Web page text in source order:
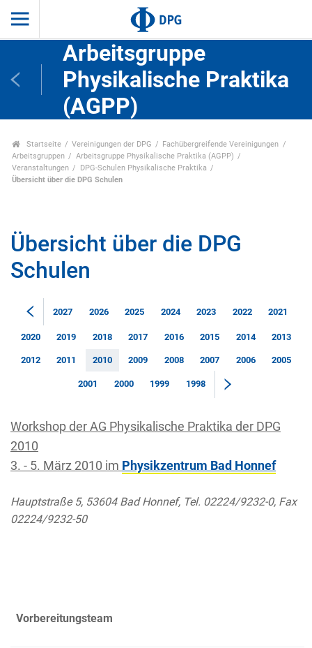
Arbeitsgruppe
Physikalische Praktika
(AGPP)
Startseite Vereinigungen der DPG
Fachübergreifende Vereinigungen
Arbeitsgruppen
Arbeitsgruppe Physikalische Praktika (AGPP)
Veranstaltungen
DPG-Schulen Physikalische Praktika
Übersicht über die DPG Schulen
Übersicht über die DPG
Schulen
2027 2026 2025 2024 2023 2022 2021
2020 2019 2018 2017 2016 2015 2014 2013
2012 2011 2010 2009 2008 2007 2006 2005
2001 2000 1999 1998
Workshop der AG Physikalische Praktika der DPG
2010
3. - 5. März 2010 im Physikzentrum Bad Honnef
Hauptstraße 5, 53604 Bad Honnef, Tel. 02224/9232-0, Fax
02224/9232-50
Vorbereitungsteam